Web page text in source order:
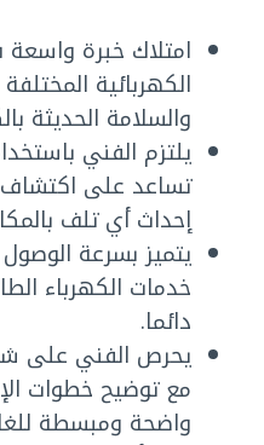
امتلاك خبرة
الكهربائية
والسلامة الحديثة
يلتزم الفني
تساعد على اكتشاف
إحداث أي تلف
يتميز بسرعة
خدمات الكهرباء
دائما.
يحرص الفني على
مع توضيح خطوات
واضحة ومبسطة